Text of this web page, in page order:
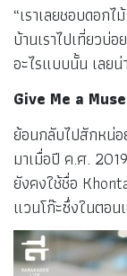
“เราเลยชอบดอก
บ้านเราไปเที่ยวบ่
อะไรแบบนั้น เลย
Give Me a
ย้อนกลับไปสักหน่อ
มาเมื่อปี ค.ศ.
ยังคงใช้ชื่อ
แวนโก๊ะซึ่งในตอน